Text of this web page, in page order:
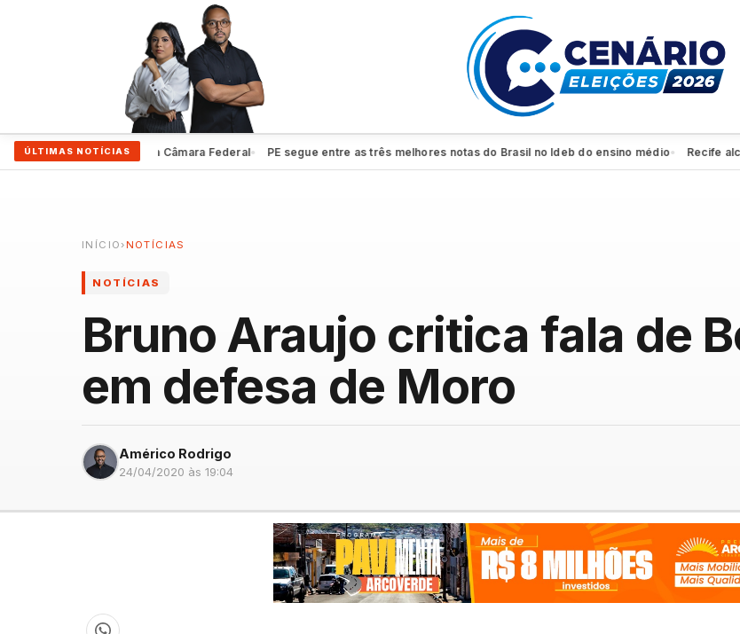
ÚLTIMAS NOTÍCIAS
protagonismo na Câmara Federal● PE segue entre as três melhores notas do Brasil no Ideb do ensino médio● Recife
INÍCIO ›NOTÍCIAS
NOTÍCIAS
Bruno Araujo critica fala de
em defesa de Moro
Américo Rodrigo
24/04/2020 às 19:04